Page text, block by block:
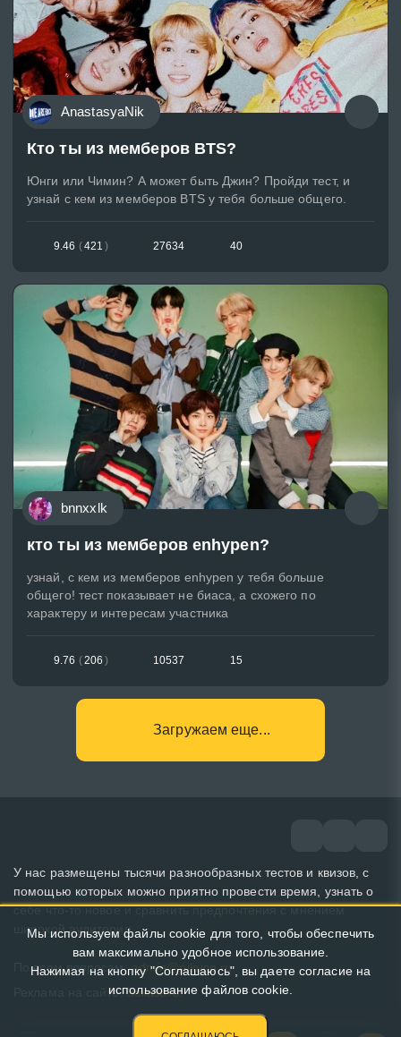
AnastasyaNik
Кто ты из мемберов BTS?
Юнги или Чимин? А может быть Джин? Пройди тест, и
узнай с кем из мемберов BTS у тебя больше общего.
9.46 (421 ) 27634 40
bnnxxlk
кто ты из мемберов enhypen?
узнай, с кем из мемберов enhypen у тебя больше
общего! тест показывает не биаса, а схожего по
характеру и интересам участника
9.76 (206 ) 10537 15
Загружаем еще...
У нас размещены тысячи разнообразных тестов и квизов, с
помощью которых можно приятно провести время, узнать о
себе что-то новое и сравнить предпочтения с мнением
широкой аудитории.
По всем вопросам: admin@pikuco.ru
Реклама на сайте: Заказать!
Мы используем файлы cookie для того, чтобы обеспечить
вам максимально удобное использование.
Нажимая на кнопку "Соглашаюсь", вы даете согласие на
использование файлов cookie.